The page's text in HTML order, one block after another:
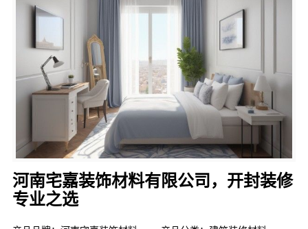
河南宅嘉装饰材料有限公司，开封装修
专业之选